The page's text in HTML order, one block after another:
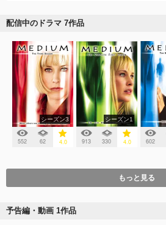
配信中のドラマ 7作品
シーズン3
552 62 4.0
シーズン1
913 330 4.0 602
もっと見る
予告編・動画 1作品